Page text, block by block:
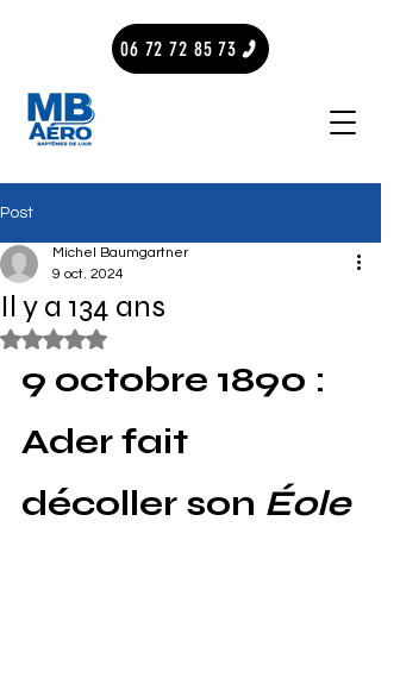
06 72 72 85 73
Post
Il y a 134 ans
Michel Baumgartner
9 oct. 2024
Noté NaN étoiles sur 5.
9 octobre 1890 :
Ader fait
décoller son Éole